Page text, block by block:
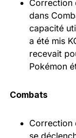
Correction
dans
capacité
a été mis
recevait
Pokémon
Combats
Correction
se